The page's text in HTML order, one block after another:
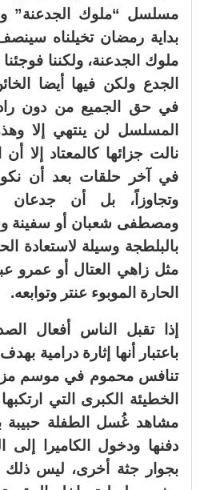
مسلسل “ملوك الجدعنة”
بداية رمضان تخيلناه
ملوك الجدعنة، ولكننا
الجدع ولكن فيها أيضا
في حق الجميع من دون
المسلسل لن ينتهي إلا
نالت جزائها كالمعتاد إلا
في آخر حلقات بعد أن
وتجاوزاً، بل أن جدعان
ومصطفى شعبان أو سفينة
بالبلطجة وسيلة لاستعادة
مثل زاهي العتال أو عمرو
الحارة الموبوء عنتر وتوابعه.
إذا تقبل الناس أفعال
باعتبار أنها إثارة درامية
تنافس محموم في موسم
الخطيئة الكبرى التي
مشاهد غُسل الطفلة حبيبة
دفنها ودخول الكاميرا إلى
بجوار جثة أخرى، ليس ذلك